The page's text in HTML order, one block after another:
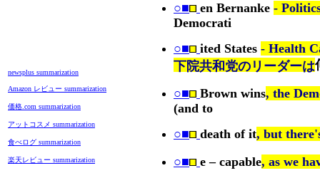
newsplus summarization
Amazon レビュー summarization
価格.com summarization
アットコスメ summarization
食べログ summarization
楽天レビュー summarization
○■ en Bernanke -
Democrati
○■ ited States - Health
下院共和党のリーダーは
○■
Brown wins, the
(and to
○■ death of it, but
○■
e – capable, as we